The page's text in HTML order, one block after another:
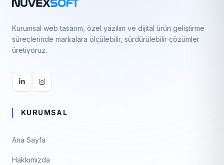
Kurumsal web tasarım, özel yazılım ve dijital ürün geliştirme
süreçlerinde markalara ölçülebilir, sürdürülebilir çözümler
üretiyoruz.
KURUMSAL
Ana Sayfa
Hakkımızda